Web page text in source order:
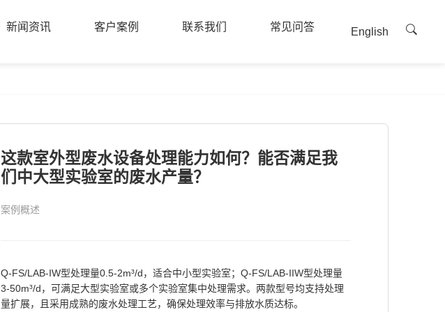
新闻资讯 客户案例 联系我们 常见问答 English
这款室外型废水设备处理能力如何？能否满足我
们中大型实验室的废水产量？
案例概述
Q-FS/LAB-IW型处理量0.5-2m³/d，适合中小型实验室；Q-FS/LAB-IIW型处理量
3-50m³/d，可满足大型实验室或多个实验室集中处理需求。两款型号均支持处理
量扩展，且采用成熟的废水处理工艺，确保处理效率与排放水质达标。